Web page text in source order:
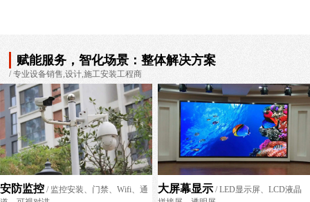
赋能服务，智化场景：整体解决方案
/ 专业设备销售,设计,施工安装工程商
安防监控 / 监控安装、门禁、Wifi、通
大屏幕显示 / LED显示屏、LCD液晶